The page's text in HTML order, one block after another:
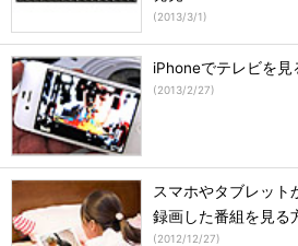
(2013/3/1)
iPhoneでテレビを見
(2013/2/27)
スマホやタブレット
録画した番組を見る
(2012/12/27)